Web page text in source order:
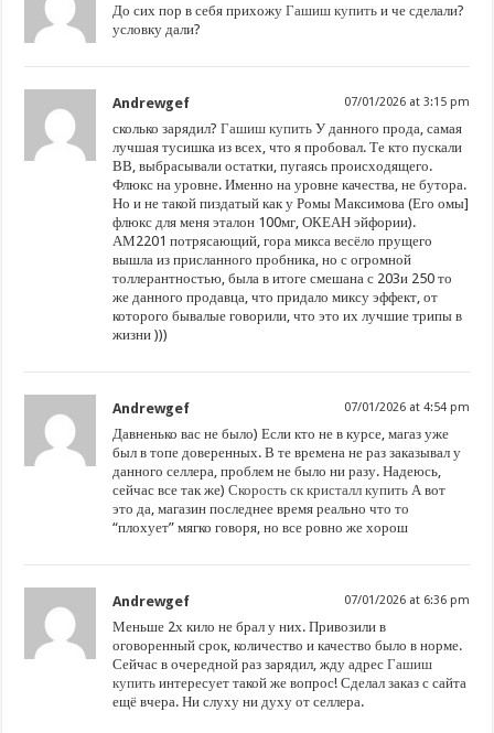
До сих пор в себя прихожуГашиш купить и че сделали?
условку дали?
Andrewgef 07/01/2026 at 3:15 pm
сколько зарядил?Гашиш купить У данного прода, самая
лучшая тусишка из всех, что я пробовал. Те кто пускали
ВВ, выбрасывали остатки, пугаясь происходящего.
Флюкс на уровне. Именно на уровне качества, не бутора.
Но и не такой пиздатый как у Ромы Максимова (Его омы]
флюкс для меня эталон 100мг, ОКЕАН эйфории).
АМ2201 потрясающий, гора микса весёло прущего
вышла из присланного пробника, но с огромной
толлерантностью, была в итоге смешана с 203и 250 то
же данного продавца, что придало миксу эффект, от
которого бывалые говорили, что это их лучшие трипы в
жизни )))
Andrewgef 07/01/2026 at 4:54 pm
Давненько вас не было) Если кто не в курсе, магаз уже
был в топе доверенных. В те времена не раз заказывал у
данного селлера, проблем не было ни разу. Надеюсь,
сейчас все так же)Скорость ск кристалл купить А вот
это да, магазин последнее время реально что то
“плохует” мягко говоря, но все ровно же хорош
Andrewgef 07/01/2026 at 6:36 pm
Меньше 2х кило не брал у них. Привозили в
оговоренный срок, количество и качество было в норме.
Сейчас в очередной раз зарядил, жду адресГашиш
купить интересует такой же вопрос! Сделал заказ с сайта
ещё вчера. Ни слуху ни духу от селлера.